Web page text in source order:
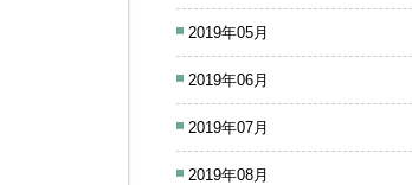
2019年05月
2019年06月
2019年07月
2019年08月